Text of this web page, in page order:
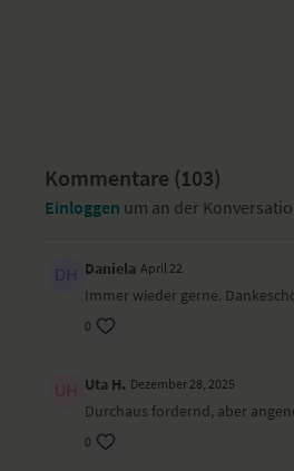
Kommentare (103)
Einloggen um an der
Daniela April 22
Immer wieder gerne.
0
Uta H. Dezember 28, 2025
Durchaus fordernd, aber
0